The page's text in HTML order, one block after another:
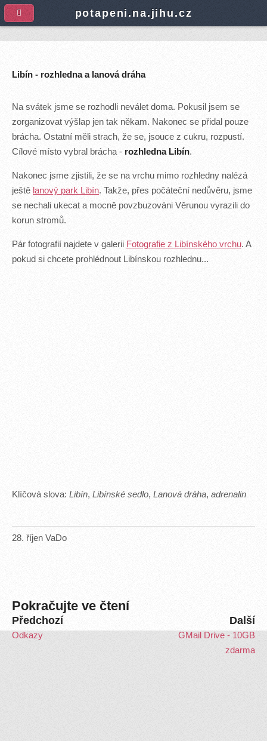
A
Libín - rozhledna a lanová dráha
28. říjen VaDo
Na svátek jsme se rozhodli neválet doma. Pokusil jsem se
zorganizovat výšlap jen tak někam. Nakonec se přidal pouze
brácha. Ostatní měli strach, že se, jsouce z cukru, rozpustí.
Cílové místo vybral brácha - rozhledna Libín.
Nakonec jsme zjistili, že se na vrchu mimo rozhledny nalézá
ještě lanový park Libín. Takže, přes počáteční nedůvěru, jsme
se nechali ukecat a mocně povzbuzováni Věrunou vyrazili do
korun stromů.
Pár fotografií najdete v galerii Fotografie z Libínského vrchu. A
pokud si chcete prohlédnout Libínskou rozhlednu...
Klíčová slova: Libín, Libínské sedlo, Lanová dráha, adrenalin
Pokračujte ve čtení
Další
GMail Drive - 10GB
zdarma
Předchozí
Odkazy
potapeni.na.jihu.cz